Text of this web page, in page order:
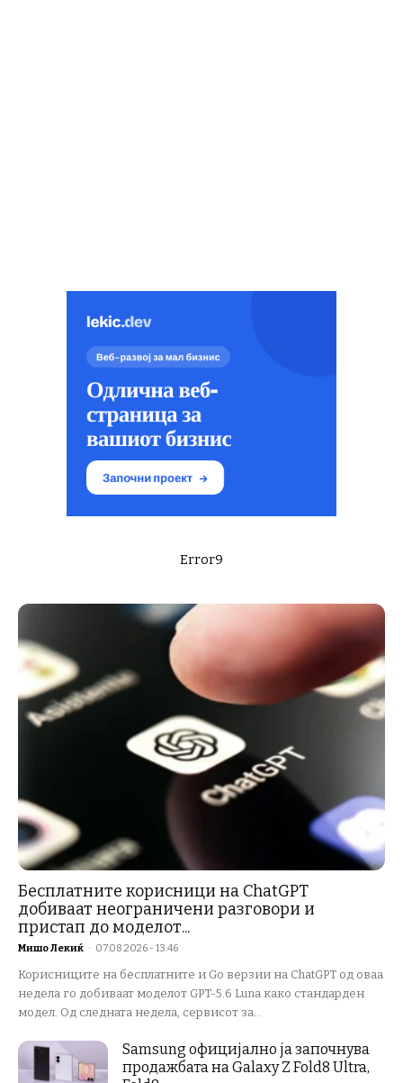
Error9
Бесплатните корисници на ChatGPT
добиваат неограничени разговори и
пристап до моделот...
Мишо Лекиќ - 07.08.2026 - 13:46
Корисниците на бесплатните и Go верзии на ChatGPT од оваа
недела го добиваат моделот GPT-5.6 Luna како стандарден
модел. Од следната недела, сервисот за...
Samsung официјално ја започнува
продажбата на Galaxy Z Fold8 Ultra,